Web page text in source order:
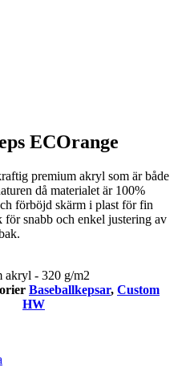
ECOrange
premium akryl som är både
då materialet är 100%
förböjd skärm i plast för fin
för snabb och enkel justering av
akryl - 320 g/m2
Baseballkepsar, Custom
HW